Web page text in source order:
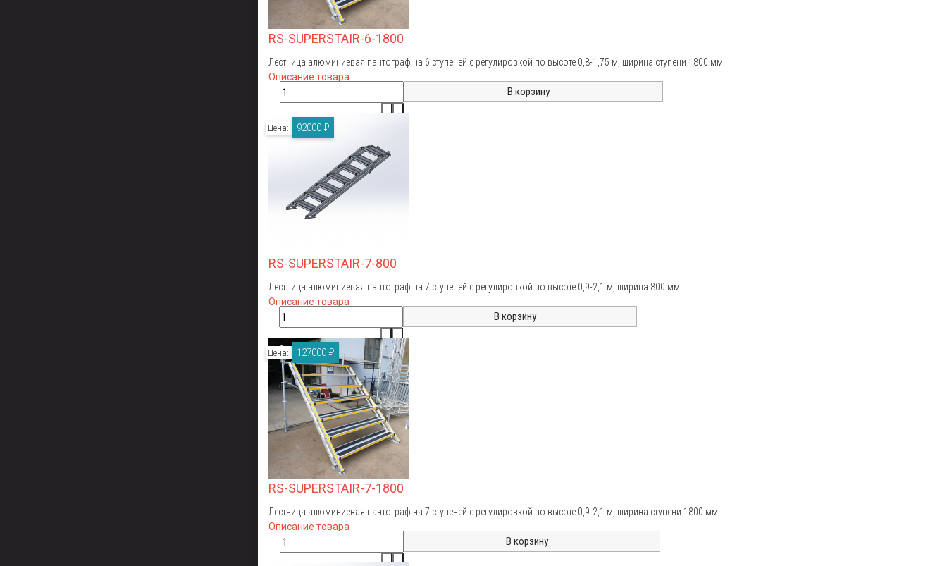
RS-SUPERSTAIR-6-1800
Лестница алюминиевая пантограф на 6 ступеней с регулировкой по высоте 0,8-1,75 м, ширина ступени 1800 мм
Описание товара
RS-SUPERSTAIR-7-800
Лестница алюминиевая пантограф на 7 ступеней с регулировкой по высоте 0,9-2,1 м, ширина 800 мм
Описание товара
Цена: 92000 ₽
RS-SUPERSTAIR-7-1800
Лестница алюминиевая пантограф на 7 ступеней с регулировкой по высоте 0,9-2,1 м, ширина ступени 1800 мм
Описание товара
Цена: 127000 ₽